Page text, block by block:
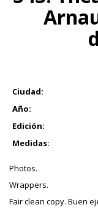
Ciudad:
Año:
Edición:
Medidas:
Photos.
Wrappers.
Fair clean copy. Buen